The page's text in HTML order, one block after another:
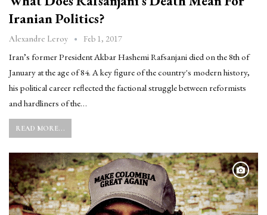
Iranian Politics?
Alexandre Leroy Feb 1, 2017
Iran’s former President Akbar Hashemi Rafsanjani died on the 8th of
January at the age of 84. A key figure of the country's modern history,
his political career reflected the factional struggle between reformists
and hardliners of the…
READ MORE...